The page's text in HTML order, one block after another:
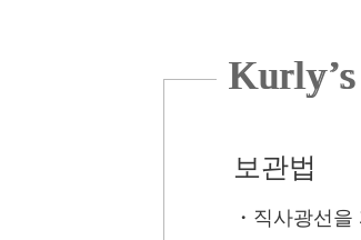
보관법
・ 직사광선을